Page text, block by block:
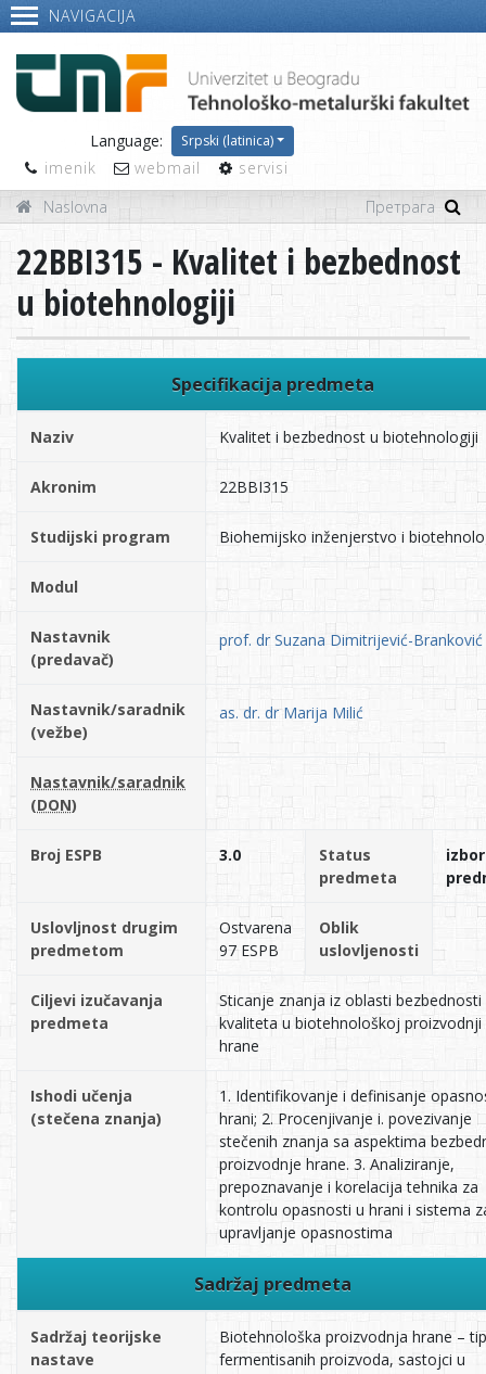
NAVIGACIJA
Language: Srpski (latinica)
imenik webmail
servisi
Naslovna
22BBI315 - Kvalitet i bezbednost
u biotehnologiji
Specifikacija predmeta
Naziv Kvalitet i bezbednost u biotehnologiji
Akronim 22BBI315
Studijski program Biohemijsko inženjerstvo i
Modul
Nastavnik
(predavač)
prof. dr Suzana Dimitrijević-Branković
Nastavnik/saradnik
(vežbe)
as. dr. dr Marija Milić
Nastavnik/saradnik
(DON)
Broj ESPB 3.0
Status
predmeta
Uslovljnost drugim
predmetom
Ostvarena
97 ESPB
Oblik
uslovljenosti
Ciljevi izučavanja
predmeta
Sticanje znanja iz oblasti bezbednosti
kvaliteta u biotehnološkoj proizvodnji
hrane
Ishodi učenja
(stečena znanja)
1. Identifikovanje i definisanje
hrani; 2. Procenjivanje i. povezivanje
stečenih znanja sa aspektima
proizvodnje hrane. 3. Analiziranje,
prepoznavanje i korelacija tehnika za
kontrolu opasnosti u hrani i sistema
upravljanje opasnostima
Sadržaj predmeta
Sadržaj teorijske
nastave
Biotehnološka proizvodnja hrane –
fermentisanih proizvoda, sastojci u